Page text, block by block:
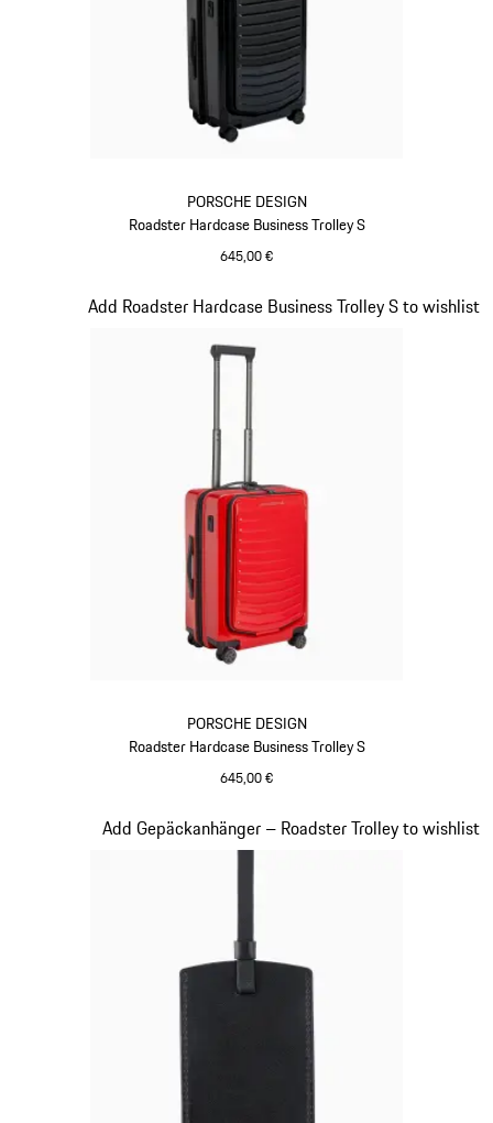
PORSCHE DESIGN
Roadster Hardcase Business Trolley S
645,00 €
PORSCHE DESIGN
Roadster Hardcase Business Trolley S
645,00 €
Add Roadster Hardcase Business Trolley S to wishlist
Slide 16 von 20
Add Gepäckanhänger – Roadster Trolley to wishlist
Slide 17 von 20